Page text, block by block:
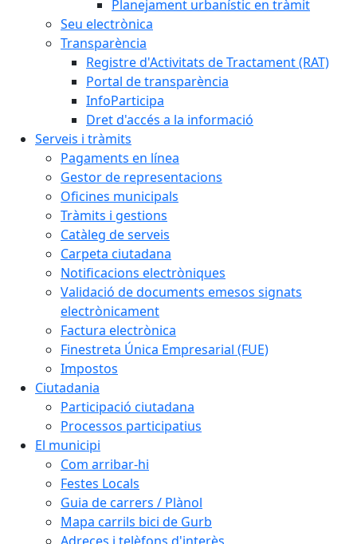
Planejament urbanístic en tràmit
Seu electrònica
Transparència
Registre d'Activitats de Tractament (RAT)
Portal de transparència
InfoParticipa
Dret d'accés a la informació
Serveis i tràmits
Pagaments en línea
Gestor de representacions
Oficines municipals
Tràmits i gestions
Catàleg de serveis
Carpeta ciutadana
Notificacions electròniques
Validació de documents emesos signats
electrònicament
Factura electrònica
Finestreta Única Empresarial (FUE)
Impostos
Ciutadania
Participació ciutadana
Processos participatius
El municipi
Com arribar-hi
Festes Locals
Guia de carrers / Plànol
Mapa carrils bici de Gurb